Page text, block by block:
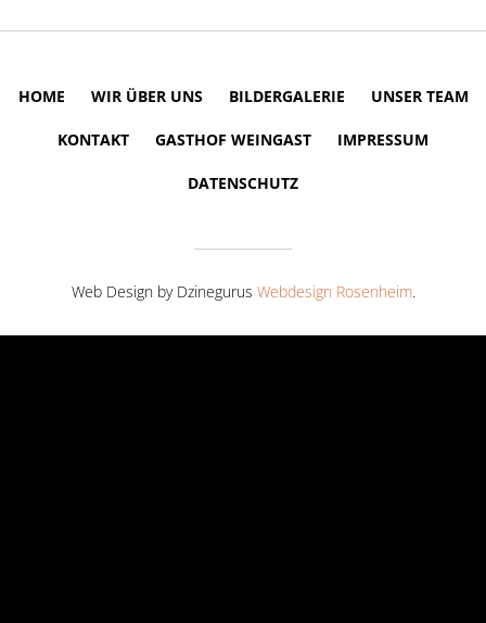
HOME WIR ÜBER UNS BILDERGALERIE UNSER TEAM
KONTAKT GASTHOF WEINGAST IMPRESSUM
DATENSCHUTZ
Web Design by Dzinegurus Webdesign Rosenheim.